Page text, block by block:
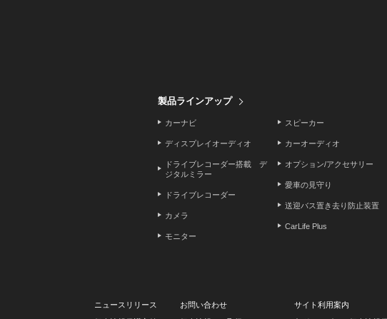
製品ラインアップ
カーナビ
ディスプレイオーディオ
ドライブレコーダー搭載 デ
ジタルミラー
ドライブレコーダー
カメラ
モニター
スピーカー
カーオーディオ
オプション/アクセサリー
愛車の見守り
送迎バス置き去り防止装置
CarLife Plus
ニュースリリース お問い合わせ
サイト利用案内